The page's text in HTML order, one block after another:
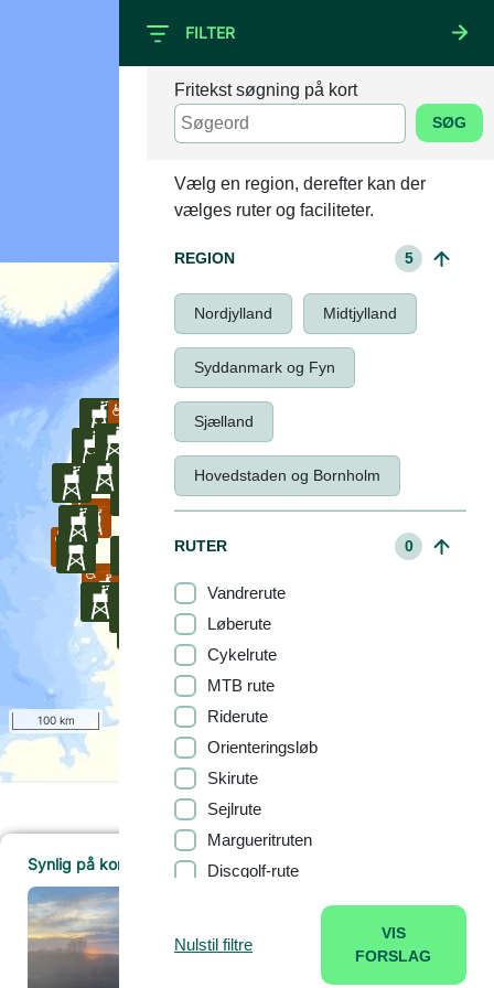
+
100 km
Synlig på kortet (370)
Læs mere
FILTER
Fritekst søgning på kort
SØG
Vælg en region, derefter kan der
vælges ruter og faciliteter.
REGION 5
Nordjylland Midtjylland
Syddanmark og Fyn
Sjælland
Hovedstaden og Bornholm
RUTER 0
Vandrerute
Løberute
Cykelrute
MTB rute
Riderute
Orienteringsløb
Skirute
Sejlrute
Margueritruten
Discgolf-rute
BOOKING 0
Nulstil filtre
VIS
FORSLAG